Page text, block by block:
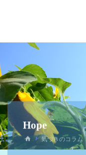
ス
教
福
宣
会
_
摂
Hope
気づきのコラム